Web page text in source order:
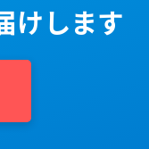
けします